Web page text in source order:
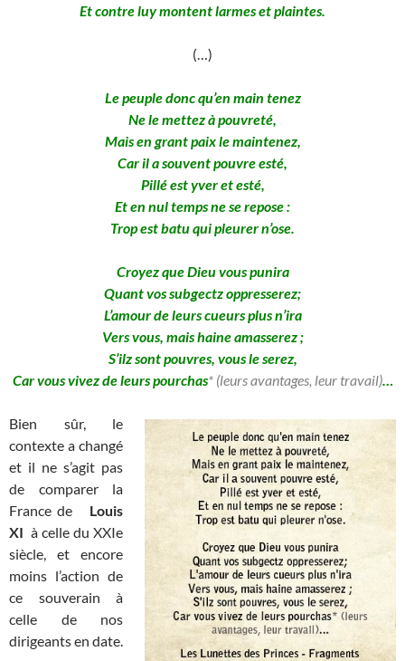
Et contre luy montent larmes et plaintes.
(…)
Le peuple donc qu’en main tenez
Ne le mettez à pouvreté,
Mais en grant paix le maintenez,
Car il a souvent pouvre esté,
Pillé est yver et esté,
Et en nul temps ne se repose :
Trop est batu qui pleurer n’ose.
Croyez que Dieu vous punira
Quant vos subgectz oppresserez;
L’amour de leurs cueurs plus n’ira
Vers vous, mais haine amasserez ;
S’ilz sont pouvres, vous le serez,
Car vous vivez de leurs pourchas* (leurs avantages, leur travail)…
Bien sûr, le
contexte a changé
et il ne s’agit pas
de comparer la
France de Louis
XI à celle du XXIe
siècle, et encore
moins l’action de
ce souverain à
celle de nos
dirigeants en date.